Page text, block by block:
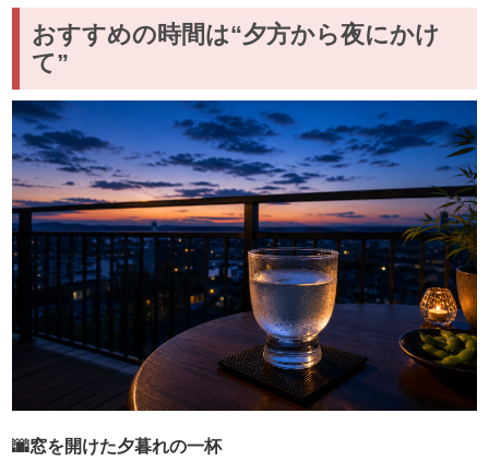
おすすめの時間は“夕方から夜にかけ
て”
🌆窓を開けた夕暮れの一杯